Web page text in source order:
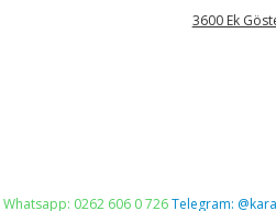
3600 Ek
Whatsapp: 0262 606 0 726Telegram: